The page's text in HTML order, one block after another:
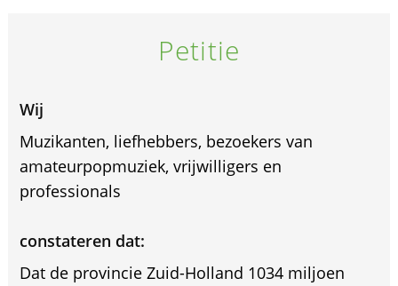
Petitie
Wij
Muzikanten, liefhebbers, bezoekers van
amateurpopmuziek, vrijwilligers en
professionals
constateren dat:
Dat de provincie Zuid-Holland 1034 miljoen